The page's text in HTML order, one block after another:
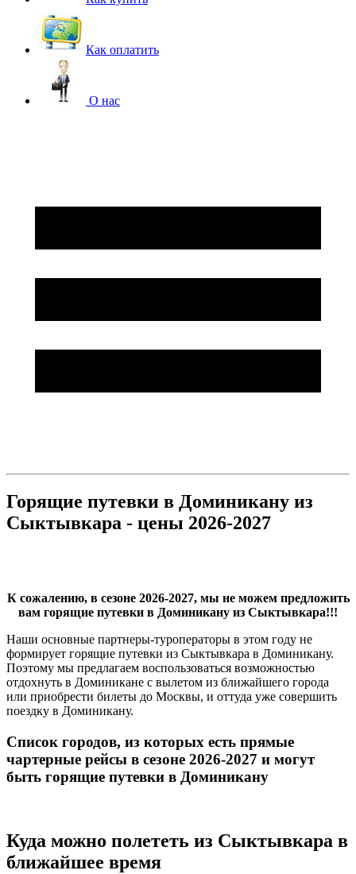
Как оплатить
О нас
Горящие путевки в Доминикану из
Сыктывкара - цены 2026-2027
К сожалению, в сезоне 2026-2027, мы не можем предложить
вам горящие путевки в Доминикану из Сыктывкара!!!
Наши основные партнеры-туроператоры в этом году не
формирует горящие путевки из Сыктывкара в Доминикану.
Поэтому мы предлагаем воспользоваться возможностью
отдохнуть в Доминикане с вылетом из ближайшего города
или приобрести билеты до Москвы, и оттуда уже совершить
поездку в Доминикану.
Список городов, из которых есть прямые
чартерные рейсы в сезоне 2026-2027 и могут
быть горящие путевки в Доминикану
Куда можно полететь из Сыктывкара в
ближайшее время